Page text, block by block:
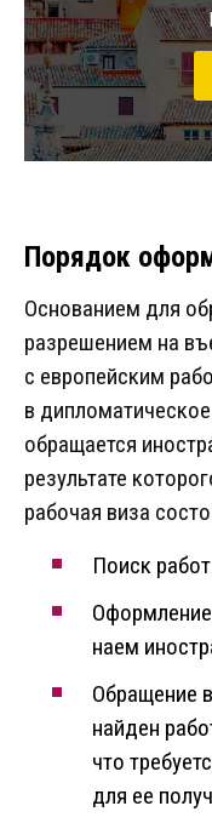
Порядок
Основанием для
разрешением на
с европейским
в
обращается
результате
рабочая виза
Поиск
наем
Обращение
найден
что
для ее